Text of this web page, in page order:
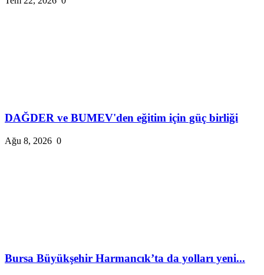
DAĞDER ve BUMEV'den eğitim için güç birliği
Ağu 8, 2026 0
Bursa Büyükşehir Harmancık’ta da yolları yeni...